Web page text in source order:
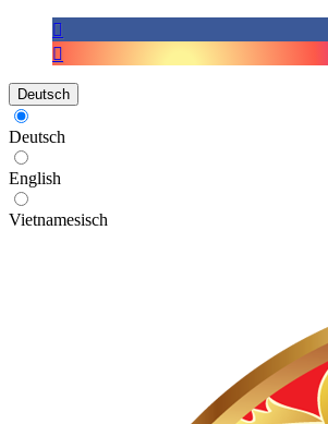
Deutsch
Deutsch
English
Vietnamesisch